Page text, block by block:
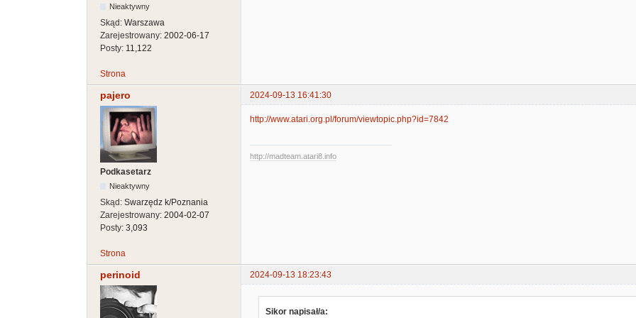
Nieaktywny
Skąd: Warszawa
Zarejestrowany: 2002-06-17
Posty: 11,122
Strona
pajero 2024-09-13 16:41:30
Podkasetarz
Nieaktywny
Skąd: Swarzędz k/Poznania
Zarejestrowany: 2004-02-07
Posty: 3,093
http://www.atari.org.pl/forum/viewtopic.php?id=7842
http://madteam.atari8.info
Strona
perinoid 2024-09-13 18:23:43
Sikor napisał/a: